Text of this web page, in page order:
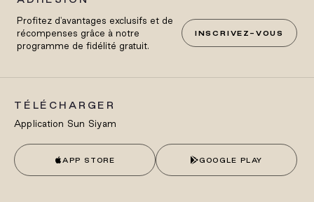
Profitez d'avantages exclusifs et de
récompenses grâce à notre
programme de fidélité gratuit.
INSCRIVEZ-VOUS
TÉLÉCHARGER
Application Sun Siyam
APP STORE GOOGLE PLAY